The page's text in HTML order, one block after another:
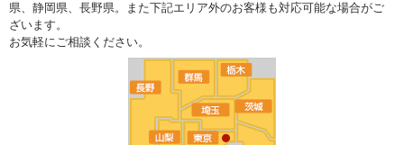
県、静岡県、長野県。また下記エリア外のお客様も対応可能な場合がご
ざいます。
お気軽にご相談ください。